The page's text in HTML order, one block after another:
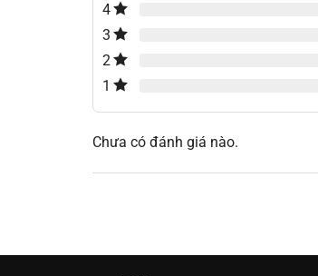
4
3
2
1
Chưa có đánh giá nào.